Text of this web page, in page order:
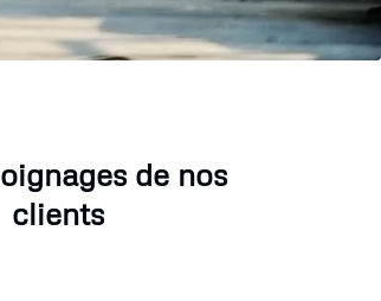
de nos
clients